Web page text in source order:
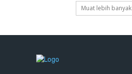
Muat lebih banyak